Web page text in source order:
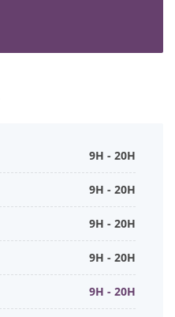
9H - 20H
9H - 20H
9H - 20H
9H - 20H
9H - 20H